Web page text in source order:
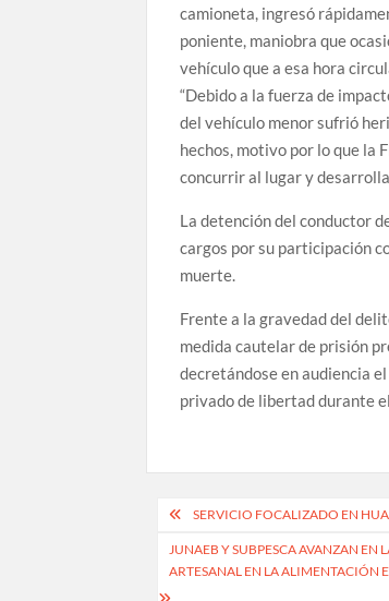
camioneta, ingresó
poniente, maniobra que
vehículo que a esa hora
“Debido a la fuerza de
del vehículo menor sufrió
hechos, motivo por lo que la
concurrir al lugar y
La detención del conductor
cargos por su participación
muerte.
Frente a la gravedad del
medida cautelar de prisión
decretándose en audiencia
privado de libertad durante
Navegación
de
entradas
SERVICIO FOCALIZADO EN
JUNAEB Y SUBPESCA AVANZAN EN
ARTESANAL EN LA ALIMENTACIÓN